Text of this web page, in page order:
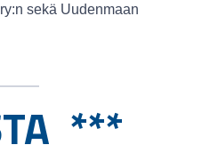
sekä Uudenmaan
***